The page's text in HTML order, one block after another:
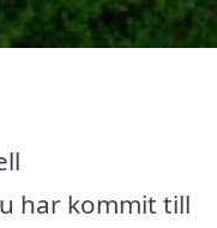
har kommit till